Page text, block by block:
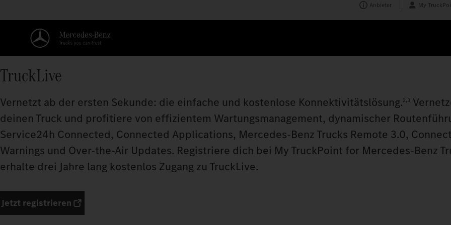
Anbieter My
TruckLive
Vernetzt ab der ersten Sekunde: die einfache und kostenlose Konnektivitätslösung.2,3
deinen Truck und profitiere von effizientem Wartungsmanagement, dynamischer
Service24h Connected, Connected Applications, Mercedes‑Benz Trucks Remote 3.0,
Warnings und Over-the-Air Updates. Registriere dich bei My TruckPoint for Mercedes‑Benz
erhalte drei Jahre lang kostenlos Zugang zu TruckLive.
Jetzt registrieren